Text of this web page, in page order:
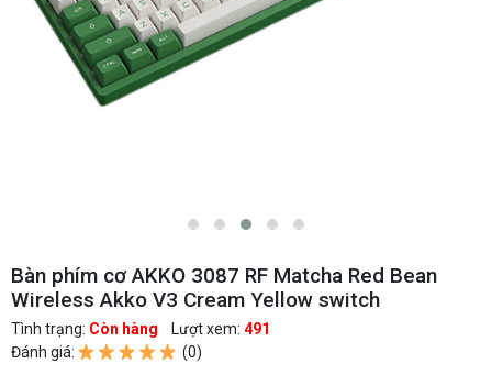
Bàn phím cơ AKKO 3087 RF Matcha Red Bean
Wireless Akko V3 Cream Yellow switch
Tình trạng: Còn hàng Lượt xem: 491
Đánh giá:
(0)